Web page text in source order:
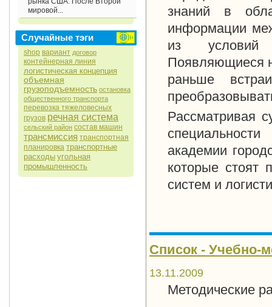
мировой...
Случайные тэги
shop вариант договор
контейнерная линия
логистическая концепция
объемная
грузоподъемность остановка
общественного транспорта
перевозка тяжеловесных
грузов речная система
сельский район состав машин
трансмиссия транспортная
планировка транспортные
расходы угольная
промышленность
знаний в
информации
из условий
Появляющиеся
раньше
Рассматривая
академии
которые стоят
систем и
Список - Учебно-
13.11.2009
Методические